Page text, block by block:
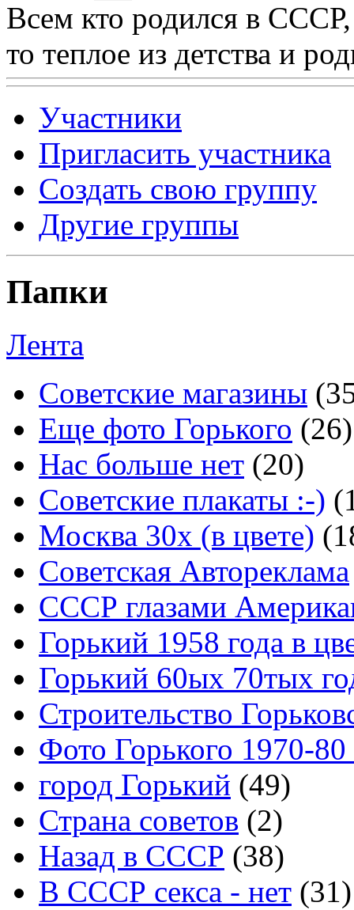
Всем кто родился в
то теплое из детства и
Участники
Пригласить участника
Создать свою группу
Другие группы
Папки
Лента
Советские магазины
Еще фото Горького (26)
Нас больше нет (20)
Советские плакаты :-)
Москва 30x (в цвете)
Советская Автореклама
СССР глазами
Горький 1958 года в
Горький 60ых 70тых
Строительство
Фото Горького 1970-80
город Горький (49)
Страна советов (2)
Назад в СССР (38)
В СССР секса - нет (31)